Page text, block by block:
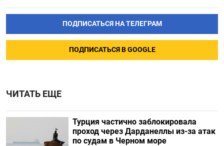
ПОДПИСАТЬСЯ НА ТЕЛЕГРАМ
ПОДПИСАТЬСЯ В GOOGLE
ЧИТАТЬ ЕЩЕ
Турция частично заблокировала
проход через Дарданеллы из-за атак
по судам в Черном море